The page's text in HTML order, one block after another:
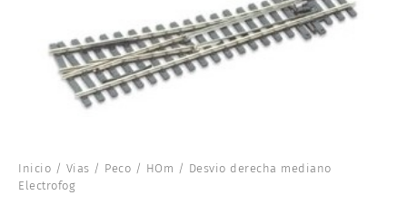
Inicio / Vias / Peco / HOm / Desvio derecha mediano
Electrofog